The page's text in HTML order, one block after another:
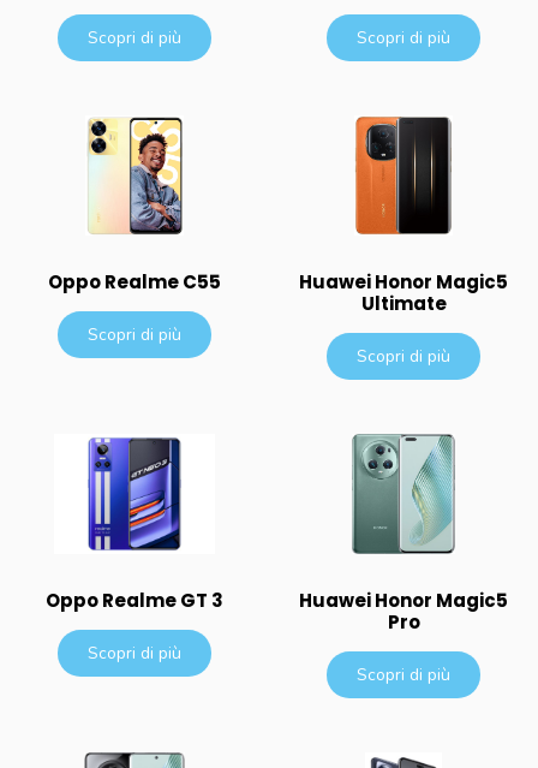
Scopri di più Scopri di più
Oppo Realme C55
Scopri di più
Huawei Honor Magic5
Ultimate
Scopri di più
Oppo Realme GT 3
Scopri di più
Huawei Honor Magic5
Pro
Scopri di più